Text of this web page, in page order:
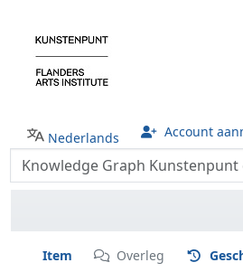
Nederlands Account
Item Overleg